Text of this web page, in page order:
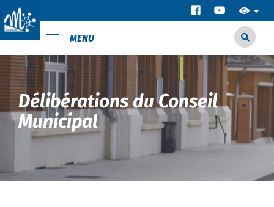
MENU
Délibérations du Conseil
Municipal